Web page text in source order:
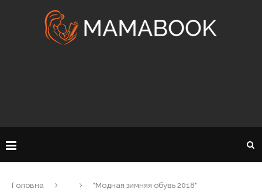
Головна "Модная зимняя обувь 2018"